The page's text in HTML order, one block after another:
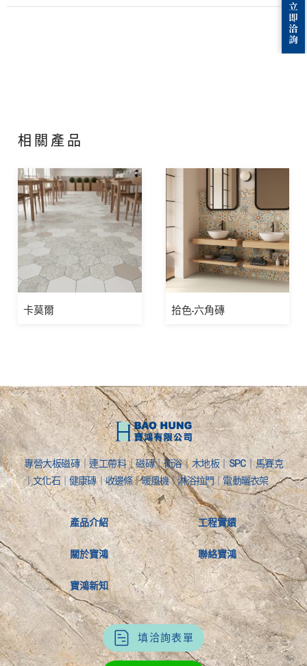
相關產品
卡莫爾 拾色-六角磚
專營大板磁磚｜連工帶料｜磁磚｜衛浴｜木地板｜SPC｜馬賽克
｜文化石｜健康磚｜收邊條｜暖風機｜淋浴拉門｜電動曬衣架
產品介紹
關於寶鴻
寶鴻新知
工程實績
聯絡寶鴻
填洽詢表單